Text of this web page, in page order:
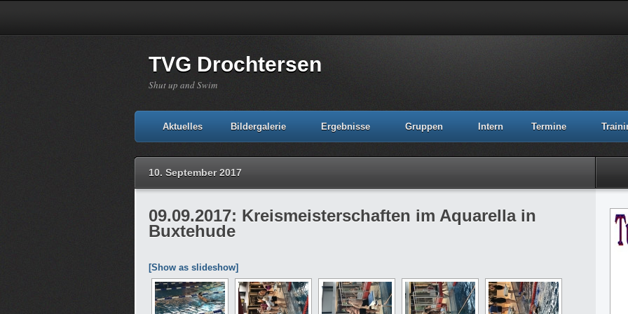
TVG Drochtersen
Shut up and Swim
Aktuelles Bildergalerie Ergebnisse Gruppen Intern Termine
10. September 2017
09.09.2017: Kreismeisterschaften im Aquarella in
Buxtehude
[Show as slideshow]